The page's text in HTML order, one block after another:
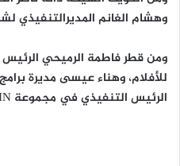
وهشام الغانم المديرالتنفيذي
ومن قطر فاطمة الرميحي
للأفلام، وهناء عيسى مديرة
الرئيس التنفيذي في مجموعة beIN الإعلامية.